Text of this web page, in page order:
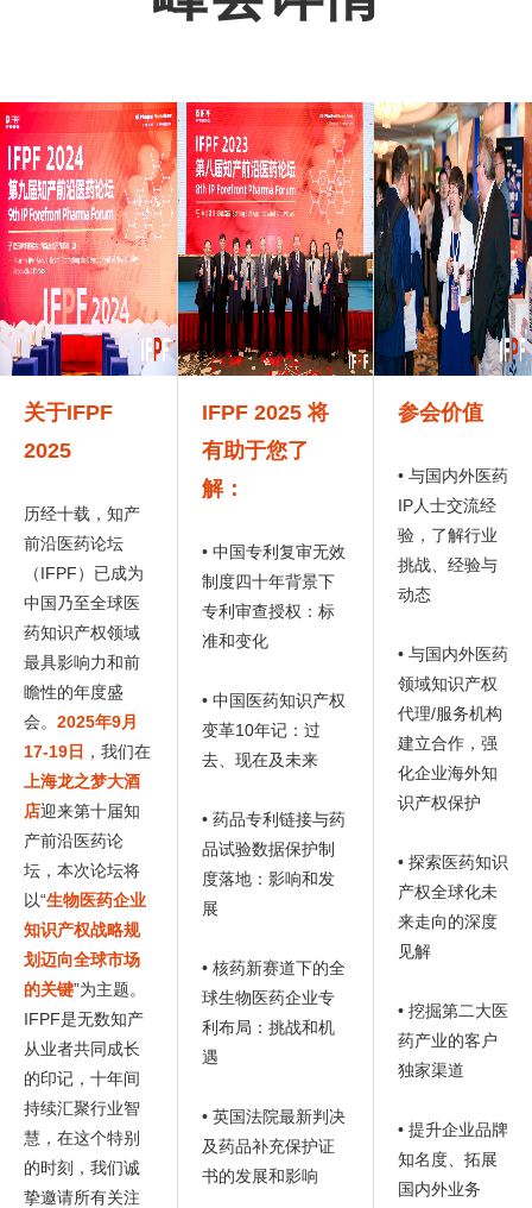
关于IFPF
2025
历经十载，知产
前沿医药论坛
（IFPF）已成为
中国乃至全球医
药知识产权领域
最具影响力和前
瞻性的年度盛
会。 2025年9月
17-19日 ，我们在
上海龙之梦大酒
店迎来第十届知
产前沿医药论
坛，本次论坛将
以“生物医药企业
知识产权战略规
划迈向全球市场
的关键”为主题。
IFPF是无数知产
从业者共同成长
的印记，十年间
持续汇聚行业智
慧，在这个特别
的时刻，我们诚
挚邀请所有关注
IFPF 2025 将
有助于您了
解：
• 中国专利复审无效
制度四十年背景下
专利审查授权：标
准和变化
• 中国医药知识产权
变革10年记：过
去、现在及未来
• 药品专利链接与药
品试验数据保护制
度落地：影响和发
展
• 核药新赛道下的全
球生物医药企业专
利布局：挑战和机
遇
• 英国法院最新判决
及药品补充保护证
书的发展和影响
参会价值
• 与国内外医药
IP人士交流经
验，了解行业
挑战、经验与
动态
• 与国内外医药
领域知识产权
代理/服务机构
建立合作，强
化企业海外知
识产权保护
• 探索医药知识
产权全球化未
来走向的深度
见解
• 挖掘第二大医
药产业的客户
独家渠道
• 提升企业品牌
知名度、拓展
国内外业务